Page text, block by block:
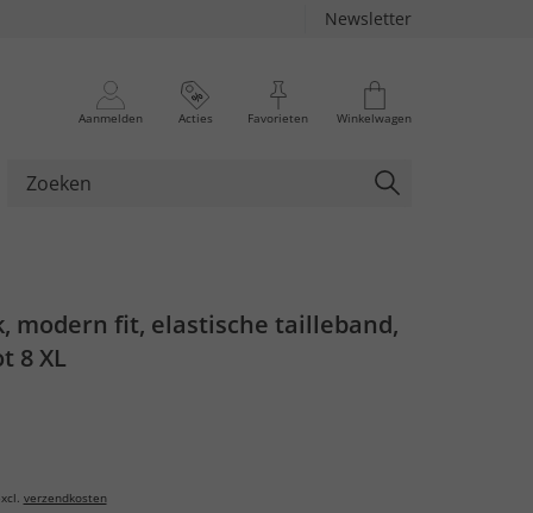
Newsletter
Aanmelden Acties Favorieten Winkelwagen
modern fit, elastische tailleband,
8 XL
verzendkosten